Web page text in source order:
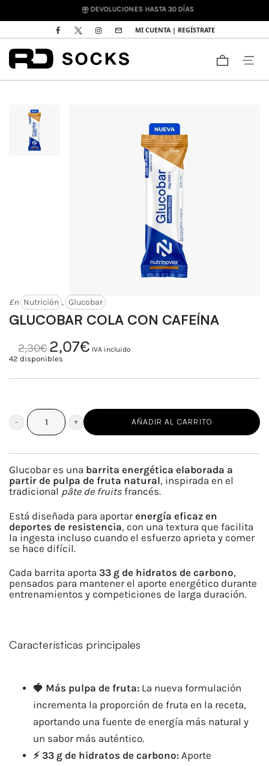
DEVOLUCIONES HASTA 30 DÍAS
MI CUENTA | REGÍSTRATE
En Nutrición , Glucobar
GLUCOBAR COLA CON CAFEÍNA
2,30€ El
precio
original
era:
2,07€ precio
IVA incluido
42 disponibles
GLUCOBAR
CAFEÍNA
cantidad
AÑADIR AL CARRITO
Glucobar es una barrita energética elaborada a
partir de pulpa de fruta natural, inspirada en el
tradicional pâte de fruits francés.
Está diseñada para aportarenergía eficaz en
deportes de resistencia, con una textura que facilita
la ingesta incluso cuando el esfuerzo aprieta y comer
se hace difícil.
Cada barrita aporta 33 g de hidratos de carbono,
pensados para mantener el aporte energético durante
entrenamientos y competiciones de larga duración.
Características principales
🍓 Más pulpa de fruta: La nueva formulación
incrementa la proporción de fruta en la receta,
aportando una fuente de energía más natural y
un sabor más auténtico.
⚡ 33 g de hidratos de carbono: Aporte